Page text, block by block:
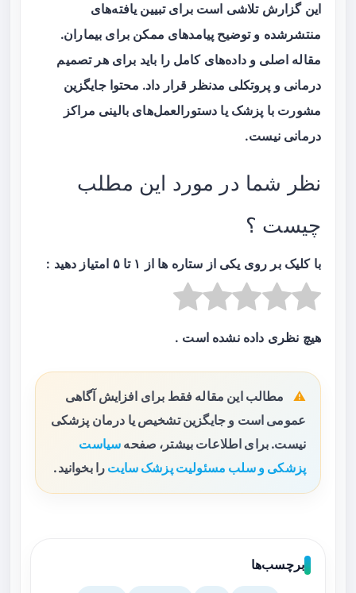
این گزارش تلاشی است برای تبیین یافته‌های
منتشرشده و توضیح پیامدهای ممکن برای بیماران.
مقاله اصلی و داده‌های کامل را باید برای هر تصمیم
درمانی و پروتکلی مدنظر قرار داد. محتوا جایگزین
مشورت با پزشک یا دستورالعمل‌های بالینی مراکز
درمانی نیست.
نظر شما در مورد این مطلب
چیست ؟
با کلیک بر روی یکی از ستاره ها از ۱ تا ۵ امتیاز دهید :
هیچ نظری داده نشده است .
مطالب این مقاله فقط برای افزایش آگاهی
عمومی است و جایگزین تشخیص یا درمان پزشکی
نیست. برای اطلاعات بیشتر، صفحه سیاست
پزشکی و سلب مسئولیت پزشک سایت را بخوانید.
برچسب‌ها